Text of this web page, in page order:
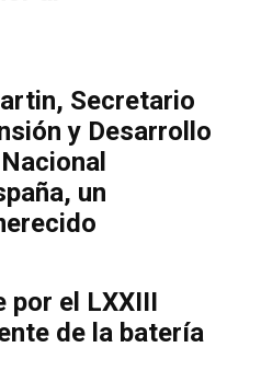
Secretario
y Desarrollo
un
por el LXXIII
de la batería